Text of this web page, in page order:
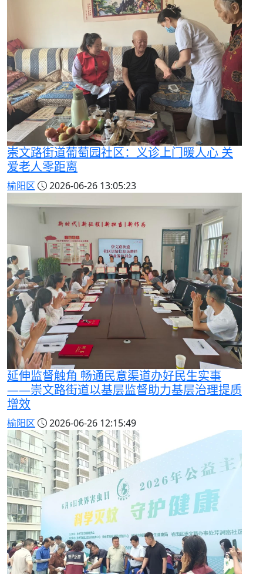
崇文路街道葡萄园社区：义诊上门暖人心 关
爱老人零距离
榆阳区 2026-06-26 13:05:23
延伸监督触角 畅通民意渠道办好民生实事
——崇文路街道以基层监督助力基层治理提质
增效
榆阳区 2026-06-26 12:15:49